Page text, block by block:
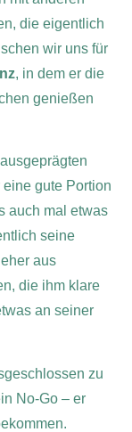
die eigentlich
wir uns für
, in dem er die
genießen
gute Portion
auch mal etwas
seine
aus
die ihm klare
an seiner
zu
No-Go – er